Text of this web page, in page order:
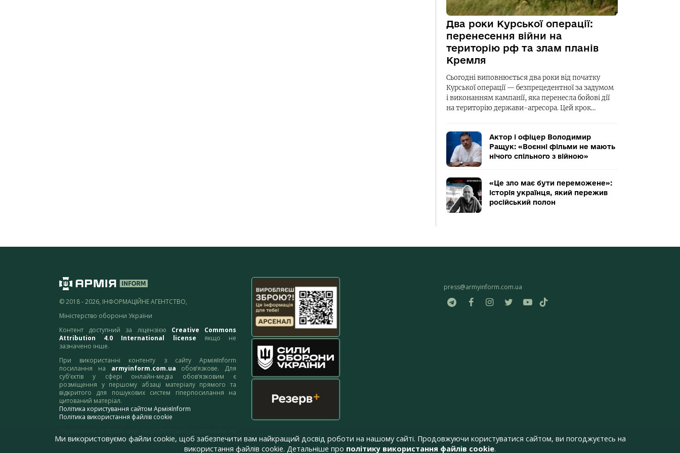
Два роки Курської операції:
перенесення війни на
територію рф та злам планів
Кремля
Сьогодні виповнюється два роки від початку
Курської операції — безпрецедентної за задумом
і виконанням кампанії, яка перенесла бойові дії
на територію держави-агресора. Цей крок…
Актор і офіцер Володимир
Ращук: «Воєнні фільми не мають
нічого спільного з війною»
«Це зло має бути переможене»:
історія українця, який пережив
російський полон
© 2018 - 2026, ІНФОРМАЦІЙНЕ АГЕНТСТВО,
Міністерство оборони України
Контент доступний за ліцензією Creative Commons
Attribution 4.0 International license якщо не
зазначено інше.
При використанні контенту з сайту АрміяInform
посилання на armyinform.com.ua обов’язкове. Для
суб’єктів у сфері онлайн-медіа обов’язковим є
розміщення у першому абзаці матеріалу прямого та
відкритого для пошукових систем гіперпосилання на
цитований матеріал.
Політика користування сайтом АрміяInform
Політика використання файлів cookie
адресу:webmaster@armyinform.com.ua
press@armyinform.com.ua
Ми використовуємо файли cookie, щоб забезпечити вам найкращий досвід роботи на нашому сайті. Продовжуючи користуватися сайтом, ви погоджуєтесь на
використання файлів cookie. Детальніше про політику використання файлів cookie.